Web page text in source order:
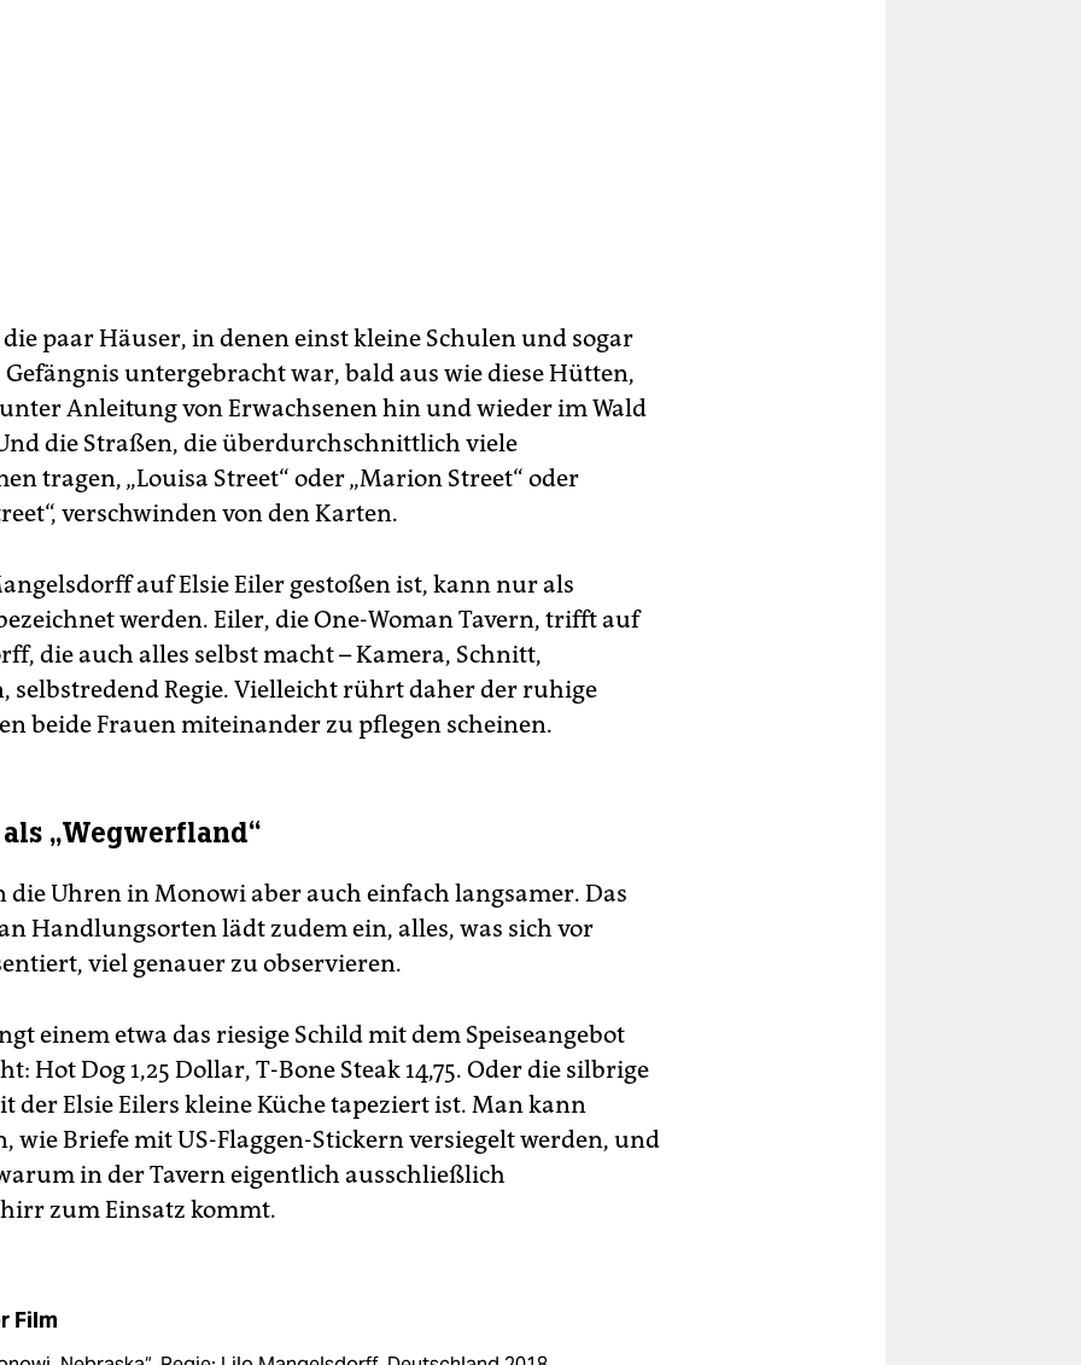
paar Häuser, in denen einst kleine Schulen und sogar
Gefängnis untergebracht war, bald aus wie diese Hütten,
Anleitung von Erwachsenen hin und wieder im Wald
die Straßen, die überdurchschnittlich viele
tragen, „Louisa Street“ oder „Marion Street“ oder
verschwinden von den Karten.
auf Elsie Eiler gestoßen ist, kann nur als
werden. Eiler, die One-Woman Tavern, trifft auf
die auch alles selbst macht – Kamera, Schnitt,
selbstredend Regie. Vielleicht rührt daher der ruhige
beide Frauen miteinander zu pflegen scheinen.
„Wegwerfland“
die Uhren in Monowi aber auch einfach langsamer. Das
Handlungsorten lädt zudem ein, alles, was sich vor
viel genauer zu observieren.
einem etwa das riesige Schild mit dem Speiseangebot
Hot Dog 1,25 Dollar, T-Bone Steak 14,75. Oder die silbrige
der Elsie Eilers kleine Küche tapeziert ist. Man kann
wie Briefe mit US-Flaggen-Stickern versiegelt werden, und
in der Tavern eigentlich ausschließlich
zum Einsatz kommt.
Film